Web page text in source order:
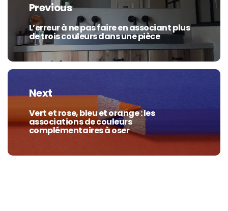
l’article
Previous
Previous
post:
L’erreur à ne pas faire en associant plus
de trois couleurs dans une pièce
Next
Next
post:
Vert et rose, bleu et orange : les
associations de couleurs
complémentaires à oser